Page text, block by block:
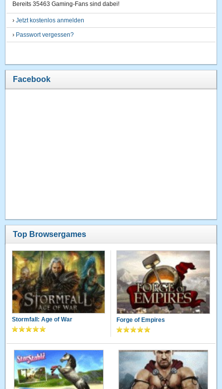
Bereits 35463 Gaming-Fans sind dabei!
›Jetzt kostenlos anmelden
› Passwort vergessen?
Facebook
Top Browsergames
Stormfall: Age of War Forge of Empires